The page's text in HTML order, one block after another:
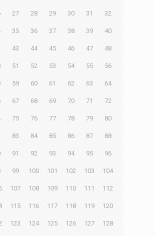
27 28 29 30 31 32
35 36 37 38 39 40
43 44 45 46 47 48
51 52 53 54 55 56
59 60 61 62 63 64
67 68 69 70 71 72
75 76 77 78 79 80
83 84 85 86 87 88
91 92 93 94 95 96
99 100 101 102 103 104
107 108 109 110 111 112
115 116 117 118 119 120
123 124 125 126 127 128